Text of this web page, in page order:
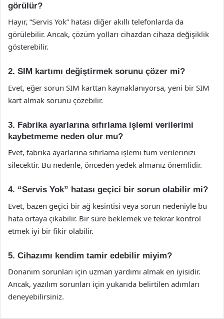
görülür?
Hayır, “Servis Yok” hatası diğer akıllı telefonlarda da
görülebilir. Ancak, çözüm yolları cihazdan cihaza değişiklik
gösterebilir.
2. SIM kartımı değiştirmek sorunu çözer mi?
Evet, eğer sorun SIM karttan kaynaklanıyorsa, yeni bir SIM
kart almak sorunu çözebilir.
3. Fabrika ayarlarına sıfırlama işlemi verilerimi
kaybetmeme neden olur mu?
Evet, fabrika ayarlarına sıfırlama işlemi tüm verilerinizi
silecektir. Bu nedenle, önceden yedek almanız önemlidir.
4. “Servis Yok” hatası geçici bir sorun olabilir mi?
Evet, bazen geçici bir ağ kesintisi veya sorun nedeniyle bu
hata ortaya çıkabilir. Bir süre beklemek ve tekrar kontrol
etmek iyi bir fikir olabilir.
5. Cihazımı kendim tamir edebilir miyim?
Donanım sorunları için uzman yardımı almak en iyisidir.
Ancak, yazılım sorunları için yukarıda belirtilen adımları
deneyebilirsiniz.